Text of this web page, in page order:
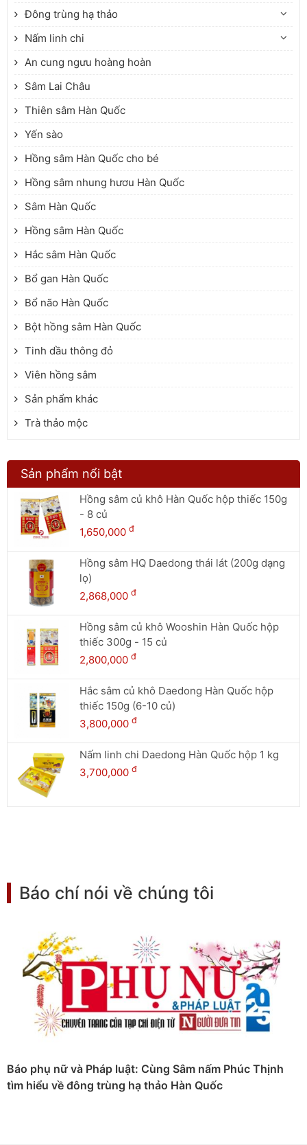
Đông trùng hạ thảo
Nấm linh chi
An cung ngưu hoàng hoàn
Sâm Lai Châu
Thiên sâm Hàn Quốc
Yến sào
Hồng sâm Hàn Quốc cho bé
Hồng sâm nhung hươu Hàn Quốc
Sâm Hàn Quốc
Hồng sâm Hàn Quốc
Hắc sâm Hàn Quốc
Bổ gan Hàn Quốc
Bổ não Hàn Quốc
Bột hồng sâm Hàn Quốc
Tinh dầu thông đỏ
Viên hồng sâm
Sản phẩm khác
Trà thảo mộc
Sản phẩm nổi bật
Hồng sâm củ khô Hàn Quốc hộp thiếc 150g
- 8 củ
1,650,000 đ
Hồng sâm HQ Daedong thái lát (200g dạng
lọ)
2,868,000 đ
Hồng sâm củ khô Wooshin Hàn Quốc hộp
thiếc 300g - 15 củ
2,800,000 đ
Hắc sâm củ khô Daedong Hàn Quốc hộp
thiếc 150g (6-10 củ)
3,800,000 đ
Nấm linh chi Daedong Hàn Quốc hộp 1 kg
3,700,000 đ
Báo chí nói về chúng tôi
Báo phụ nữ và Pháp luật: Cùng Sâm nấm Phúc Thịnh
tìm hiểu về đông trùng hạ thảo Hàn Quốc